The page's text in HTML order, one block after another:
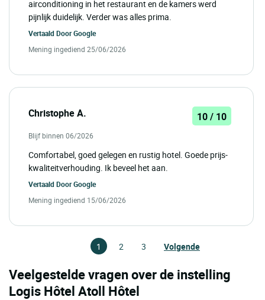
airconditioning in het restaurant en de kamers werd
pijnlijk duidelijk. Verder was alles prima.
Vertaald DoorGoogle
Mening ingediend 25/06/2026
Christophe A. 10 / 10
Blijf binnen 06/2026
Comfortabel, goed gelegen en rustig hotel. Goede prijs-
kwaliteitverhouding. Ik beveel het aan.
Vertaald DoorGoogle
Mening ingediend 15/06/2026
1 2 3 Volgende
Veelgestelde vragen over de instelling
Logis Hôtel Atoll Hôtel